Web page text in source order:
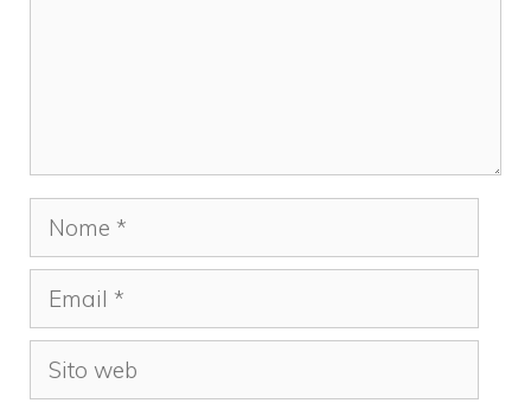
Nome
Email
Sito
web